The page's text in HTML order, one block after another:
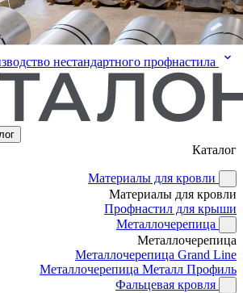
нестандартного профнастила
Каталог
Материалы для кровли
Материалы для кровли
Профнастил для крыши
Металлочерепица
Металлочерепица
Металлочерепица Grand Line
Металлочерепица Металл Профиль
Фальцевая кровля